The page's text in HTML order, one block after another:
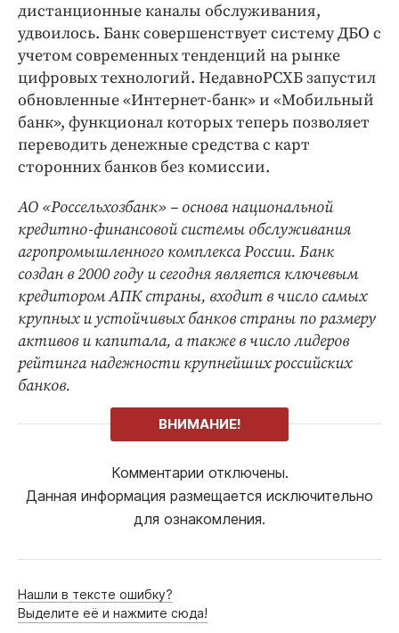
дистанционные каналы обслуживания,
удвоилось. Банк совершенствует систему ДБО с
учетом современных тенденций на рынке
цифровых технологий. НедавноРСХБ запустил
обновленные «Интернет-банк» и «Мобильный
банк», функционал которых теперь позволяет
переводить денежные средства с карт
сторонних банков без комиссии.
АО «Россельхозбанк» – основа национальной
кредитно-финансовой системы обслуживания
агропромышленного комплекса России. Банк
создан в 2000 году и сегодня является ключевым
кредитором АПК страны, входит в число самых
крупных и устойчивых банков страны по размеру
активов и капитала, а также в число лидеров
рейтинга надежности крупнейших российских
банков.
ВНИМАНИЕ!
Комментарии отключены.
Данная информация размещается исключительно
для ознакомления.
Нашли в тексте ошибку?
Выделите её и нажмите сюда!